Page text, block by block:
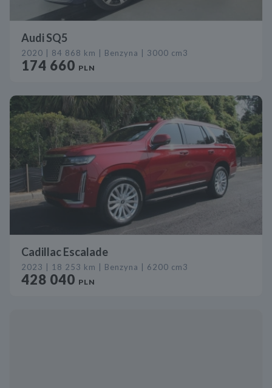
Audi SQ5
2020 | 84 868 km | Benzyna | 3000 cm3
174 660 PLN
Cadillac Escalade
2023 | 18 253 km | Benzyna | 6200 cm3
428 040 PLN